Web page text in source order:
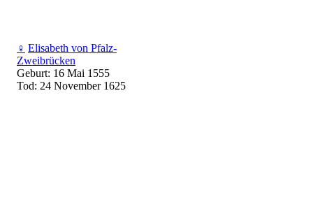
♀ Elisabeth von Pfalz-
Zweibrücken
Geburt: 16 Mai 1555
Tod: 24 November 1625